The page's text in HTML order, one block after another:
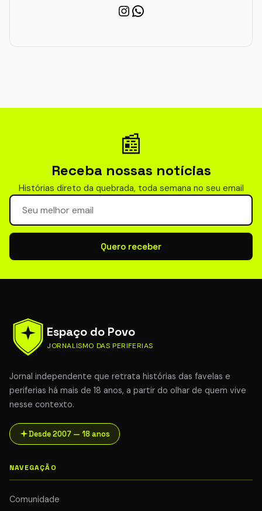
Instagram
WhatsApp
📰
Receba nossas notícias
Histórias direto da quebrada, toda semana no seu email
Seu email para newsletter
Quero receber
Espaço do Povo
JORNALISMO DAS PERIFERIAS
Jornal independente que retrata histórias das favelas e
periferias há mais de 18 anos, a partir do olhar de quem vive
nesse contexto.
Desde 2007 — 18 anos
NAVEGAÇÃO
Comunidade